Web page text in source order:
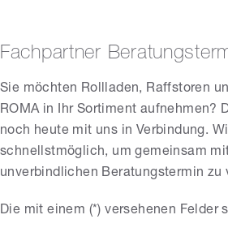
Fachpartner
Sie möchten Rollladen, Raffstoren
ROMA in Ihr Sortiment aufnehmen?
noch heute mit uns in Verbindung.
schnellstmöglich, um gemeinsam
unverbindlichen Beratungstermin zu
Die mit einem (*) versehenen Felder